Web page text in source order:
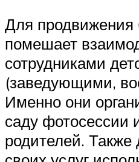
Для продвижения
помешает
сотрудниками
(заведующими,
Именно они
саду
родителей.